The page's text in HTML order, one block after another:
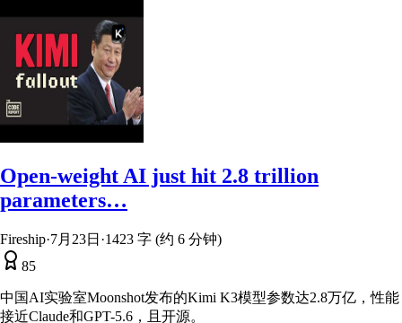
Open-weight AI just hit 2.8 trillion
parameters…
Fireship·7月23日 ·1423 字 (约 6 分钟)
85
中国AI实验室Moonshot发布的Kimi K3模型参数达2.8万亿，性能
接近Claude和GPT-5.6，且开源。